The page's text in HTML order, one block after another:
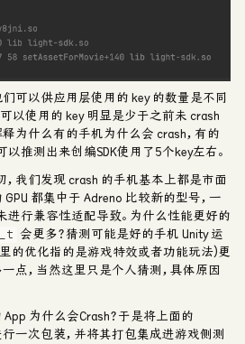
可以供应用层使用的 key 的数量是不同
以使用的 key 明显是少于之前未 crash
为什么有的手机为什么会 crash，有的
以推测出来创编SDK使用了5个key左右。
我们发现 crash 的手机基本上都是市面
都集中于 Adreno 比较新的型号，一
进行兼容性适配导致。为什么性能更好的
会更多？猜测可能是好的手机 Unity 运
的优化指的是游戏特效或者功能玩法)更
点，当然这里只是个人猜测，具体原因
为什么会Crash？于是将上面的
一次包装，并将其打包集成进游戏侧测